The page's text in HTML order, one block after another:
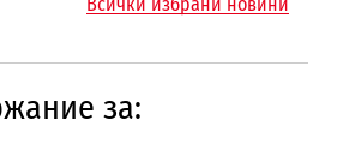
в Доброславци
за: